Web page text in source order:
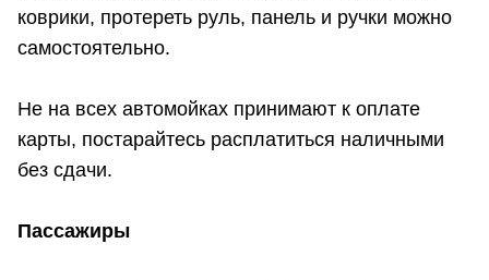
коврики, протереть руль, панель и ручки можно
самостоятельно.
Не на всех автомойках принимают к оплате
карты, постарайтесь расплатиться наличными
без сдачи.
Пассажиры